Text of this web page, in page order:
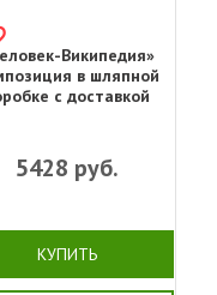
Википедия»
в шляпной
с доставкой
5428 руб.
КУПИТЬ